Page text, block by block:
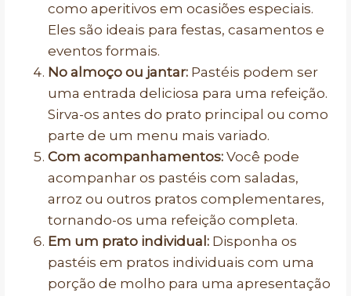
como aperitivos em ocasiões especiais.
Eles são ideais para festas, casamentos e
eventos formais.
No almoço ou jantar: Pastéis podem ser
uma entrada deliciosa para uma refeição.
Sirva-os antes do prato principal ou como
parte de um menu mais variado.
Com acompanhamentos: Você pode
acompanhar os pastéis com saladas,
arroz ou outros pratos complementares,
tornando-os uma refeição completa.
Em um prato individual: Disponha os
pastéis em pratos individuais com uma
porção de molho para uma apresentação